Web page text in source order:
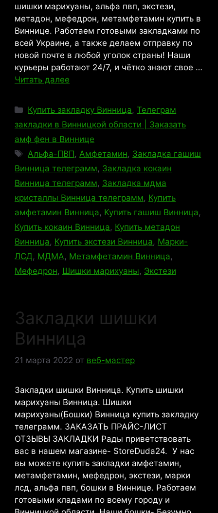
шишки марихуаны, альфа пвп, экстези,
метадон, мефедрон, метамфетамин купить в
Виннице. Работаем готовыми закладками по
всей Украине, а также делаем отправку по
новой почте в любой уголок страны! Наши
курьеры работают 24/7, и чётко знают свое …
Читать далее
Рубрики
Купить закладку Винница,Телеграм
закладки в Винницкой области | Заказать
амф фен в Виннице
Метки
Альфа-ПВП,Амфетамин, Закладка гашиш
Винница телеграмм, Закладка кокаин
Винница телеграмм, Закладка мдма
кристаллы Винница телеграмм, Купить
амфетамин Винница, Купить гашиш Винница,
Купить кокаин Винница, Купить метадон
Винница, Купить экстези Винница, Марки-
ЛСД, МДМА, Метамфетамин Винница,
Мефедрон, Шишки марихуаны, Экстези
Закладки шишки
Винница
21 марта 2022 от веб-мастер
Закладки шишки Винница. Купить шишки
марихуаны Винница. Шишки
марихуаны(Бошки) Винница купить закладку
телеграмм. ЗАКАЗАТЬ ПРАЙС-ЛИСТ
ОТЗЫВЫ ЗАКЛАДКИ Рады приветствовать
вас в нашем магазине- StoreDuda24. У нас
вы можете купить закладки амфетамин,
метамфетамин, мефедрон, экстези, марки
лсд, альфа пвп, бошки в Виннице. Работаем
готовыми кладами по всему городу и